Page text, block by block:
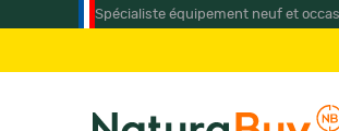
Spécialiste équipement neuf et